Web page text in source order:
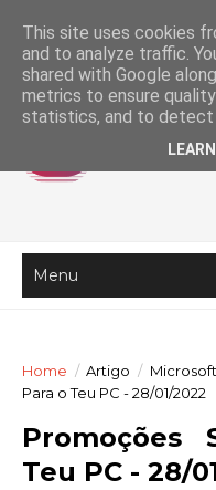
Home / Artigo /
Para o Teu PC - 28/01/2022
Promoções
Teu PC - 28/
This site uses cookies
and to analyze traffic.
shared with Google
metrics to ensure
statistics, and to detect